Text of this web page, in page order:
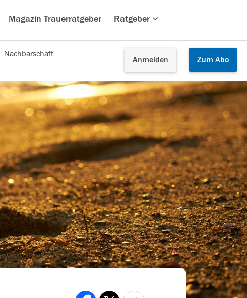
Magazin Trauerratgeber Ratgeber
Anmelden Zum Abo
Nachbarschaft